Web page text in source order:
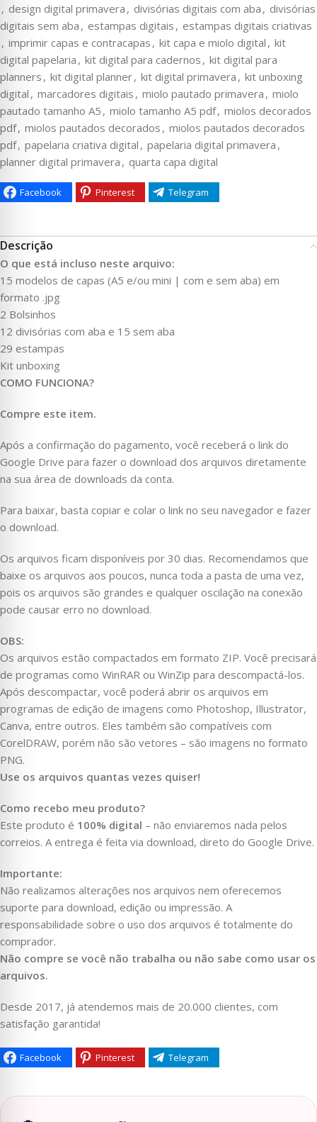
, design digital primavera , divisórias digitais com aba , divisórias
digitais sem aba , estampas digitais , estampas digitais criativas
, imprimir capas e contracapas , kit capa e miolo digital , kit
digital papelaria , kit digital para cadernos , kit digital para
planners , kit digital planner, kit digital primavera , kit unboxing
digital , marcadores digitais , miolo pautado primavera , miolo
pautado tamanho A5 , miolo tamanho A5 pdf, miolos decorados
pdf, miolos pautados decorados , miolos pautados decorados
pdf, papelaria criativa digital , papelaria digital primavera ,
planner digital primavera , quarta capa digital
Facebook Pinterest Telegram
Descrição
O que está incluso neste arquivo:
15 modelos de capas (A5 e/ou mini | com e sem aba) em
formato .jpg
2 Bolsinhos
12 divisórias com aba e 15 sem aba
29 estampas
Kit unboxing
COMO FUNCIONA?
Compre este item.
Após a confirmação do pagamento, você receberá o link do
Google Drive para fazer o download dos arquivos diretamente
na sua área de downloads da conta.
Para baixar, basta copiar e colar o link no seu navegador e fazer
o download.
Os arquivos ficam disponíveis por 30 dias. Recomendamos que
baixe os arquivos aos poucos, nunca toda a pasta de uma vez,
pois os arquivos são grandes e qualquer oscilação na conexão
pode causar erro no download.
OBS:
Os arquivos estão compactados em formato ZIP. Você precisará
de programas como WinRAR ou WinZip para descompactá-los.
Após descompactar, você poderá abrir os arquivos em
programas de edição de imagens como Photoshop, Illustrator,
Canva, entre outros. Eles também são compatíveis com
CorelDRAW, porém não são vetores – são imagens no formato
PNG.
Use os arquivos quantas vezes quiser!
Como recebo meu produto?
Este produto é 100% digital – não enviaremos nada pelos
correios. A entrega é feita via download, direto do Google Drive.
Importante:
Não realizamos alterações nos arquivos nem oferecemos
suporte para download, edição ou impressão. A
responsabilidade sobre o uso dos arquivos é totalmente do
comprador.
Não compre se você não trabalha ou não sabe como usar os
arquivos.
Desde 2017, já atendemos mais de 20.000 clientes, com
satisfação garantida!
Facebook Pinterest Telegram